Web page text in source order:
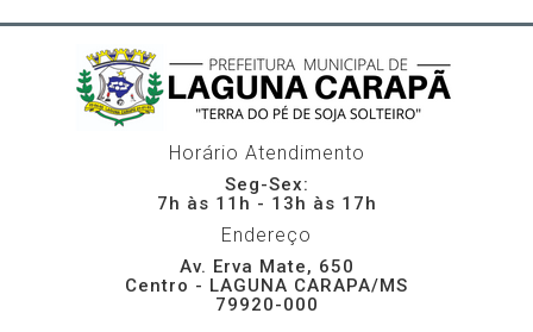
Horário Atendimento
Seg-Sex:
7h às 11h - 13h às 17h
Endereço
Av. Erva Mate, 650
Centro - LAGUNA CARAPA/MS
79920-000